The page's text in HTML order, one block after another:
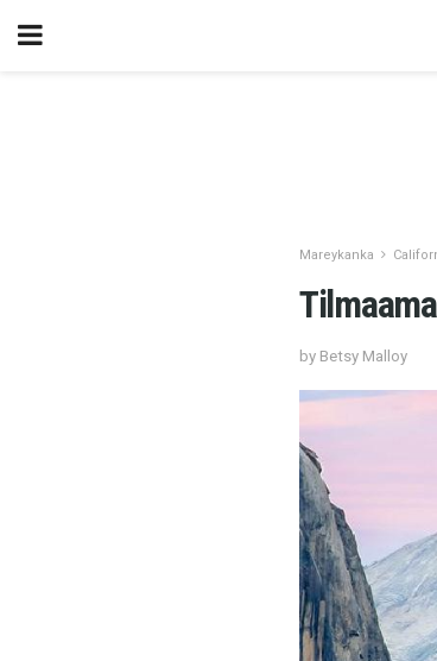
Mareykanka
by Betsy Malloy